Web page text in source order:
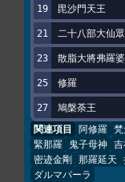
毘沙門天王
二十八部大仙
散脂大將弗羅婆
修羅
鳩槃荼王
関連項目 阿修羅
緊那羅 鬼子母神
密迹金剛 那羅延天
ダルマパーラ